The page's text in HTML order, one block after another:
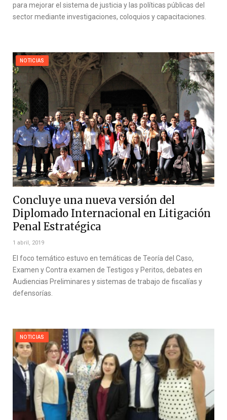
para mejorar el sistema de justicia y las políticas públicas del
sector mediante investigaciones, coloquios y capacitaciones.
NOTICIAS
Concluye una nueva versión del
Diplomado Internacional en Litigación
Penal Estratégica
1 abril, 2019
El foco temático estuvo en temáticas de Teoría del Caso,
Examen y Contra examen de Testigos y Peritos, debates en
Audiencias Preliminares y sistemas de trabajo de fiscalías y
defensorías.
NOTICIAS